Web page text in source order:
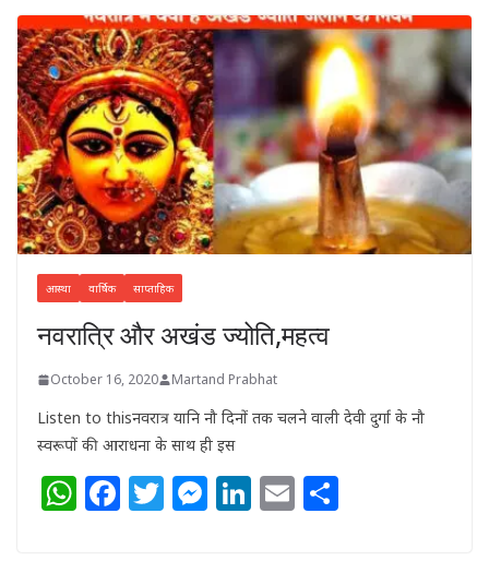
आस्था वार्षिक साप्ताहिक
नवरात्रि और अखंड ज्योति,महत्व
October 16, 2020 Martand Prabhat
Listen to thisनवरात्र यानि नौ दिनों तक चलने वाली देवी दुर्गा के नौ
स्वरूपों की आराधना के साथ ही इस
W F T M Li E